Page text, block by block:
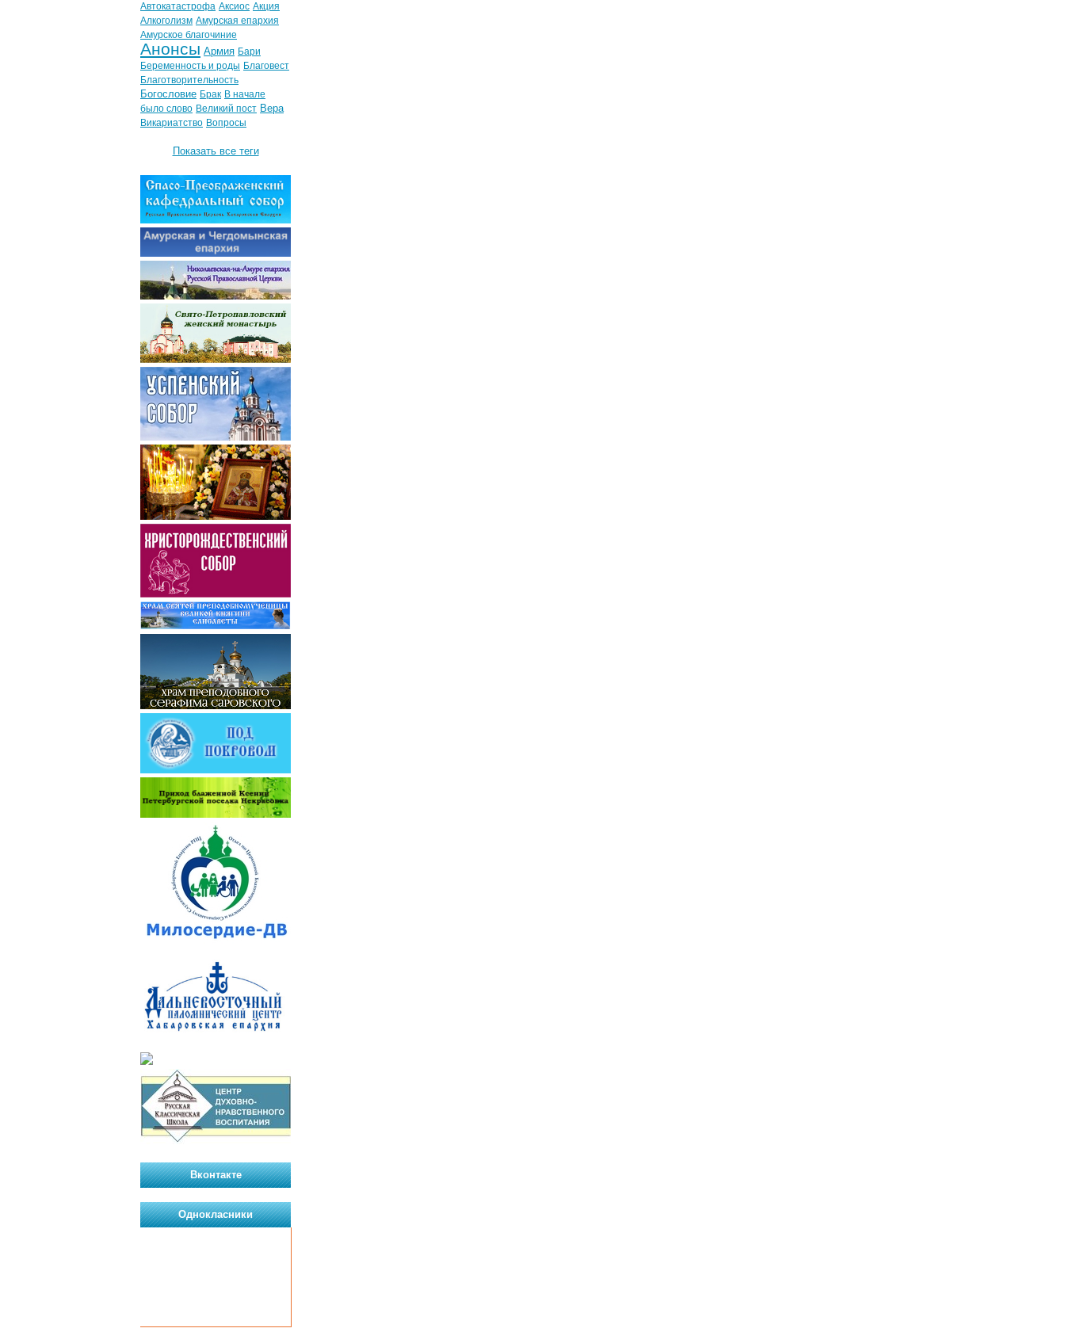
Автокатастрофа Аксиос Акция
Алкоголизм Амурская епархия
Амурское благочиние
Анонсы Армия Бари
Беременность и роды Благовест
Благотворительность
Богословие Брак В начале
было слово Великий пост Вера
Викариатство Вопросы
Показать все теги
Вконтакте
Однокласники